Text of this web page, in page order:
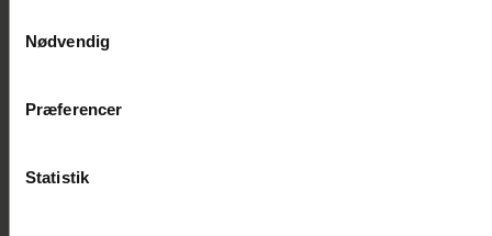
Vi anvender egne cookies og cookies fra tredjeparter til at
generere statistik og huske dine præferencer samt til brug
Nødvendig
Præferencer
Statistik